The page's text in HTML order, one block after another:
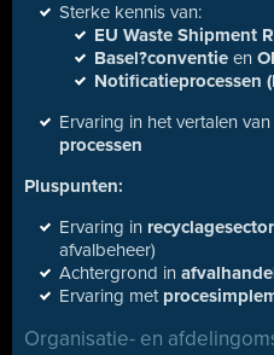
Sterke kennis van:
EU Waste Shipment
Basel?conventie en
Notificatieprocessen
Ervaring in het vertalen
processen
Pluspunten:
Ervaring in recyclagesector
afvalbeheer)
Achtergrond in
Ervaring met
Organisatie- en